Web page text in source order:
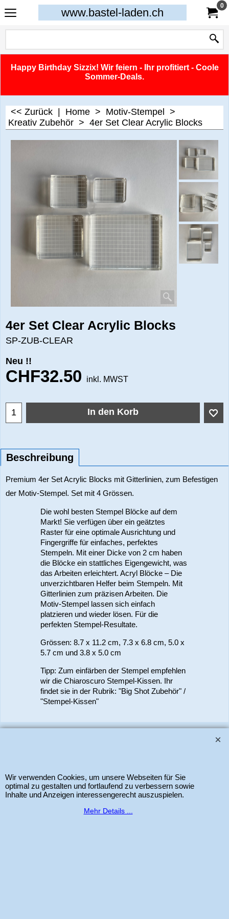
www.bastel-laden.ch
0
Happy Birthday Sizzix! Wir feiern - Ihr profitiert - Coole
Sommer-Deals.
<< Zurück Home > Motiv-Stempel
>
Kreativ Zubehör > 4er Set Clear Acrylic Blocks
4er Set Clear Acrylic Blocks
SP-ZUB-CLEAR
Neu !!
CHF32.50 inkl. MWST
In den Korb
Beschreibung
Premium 4er Set Acrylic Blocks mit Gitterlinien, zum Befestigen
der Motiv-Stempel. Set mit 4 Grössen.
Die wohl besten Stempel Blöcke auf dem
Markt! Sie verfügen über ein geätztes
Raster für eine optimale Ausrichtung und
Fingergriffe für einfaches, perfektes
Stempeln. Mit einer Dicke von 2 cm haben
die Blöcke ein stattliches Eigengewicht, was
das Arbeiten erleichtert. Acryl Blöcke – Die
unverzichtbaren Helfer beim Stempeln. Mit
Gitterlinien zum präzisen Arbeiten. Die
Motiv-Stempel lassen sich einfach
platzieren und wieder lösen. Für die
perfekten Stempel-Resultate.
Grössen: 8.7 x 11.2 cm, 7.3 x 6.8 cm, 5.0 x
5.7 cm und 3.8 x 5.0 cm
Tipp: Zum einfärben der Stempel empfehlen
wir die Chiaroscuro Stempel-Kissen. Ihr
findet sie in der Rubrik: "Big Shot Zubehör" /
"Stempel-Kissen"
Der Schweizer
Software.
Wir verwenden Cookies, um unsere Webseiten für Sie
optimal zu gestalten und fortlaufend zu verbessern sowie
Inhalte und Anzeigen interessengerecht auszuspielen.
Mehr Details ...